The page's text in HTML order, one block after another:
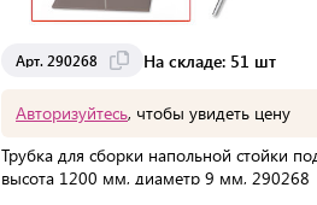
Арт. 290268 На складе: 51 шт
Авторизуйтесь, чтобы увидеть цену
Трубка для сборки напольной стойки
высота 1200 мм, диаметр 9 мм, 290268